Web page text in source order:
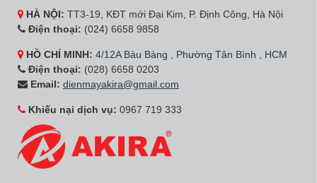
HÀ NỘI: TT3-19, KĐT mới Đại Kim, P. Định Công, Hà Nội
Điện thoại: (024) 6658 9858
HỒ CHÍ MINH: 4/12A Bàu Bàng , Phường Tân Bình , HCM
Điện thoại: (028) 6658 0203
Email: dienmayakira@gmail.com
Khiếu nại dịch vụ: 0967 719 333